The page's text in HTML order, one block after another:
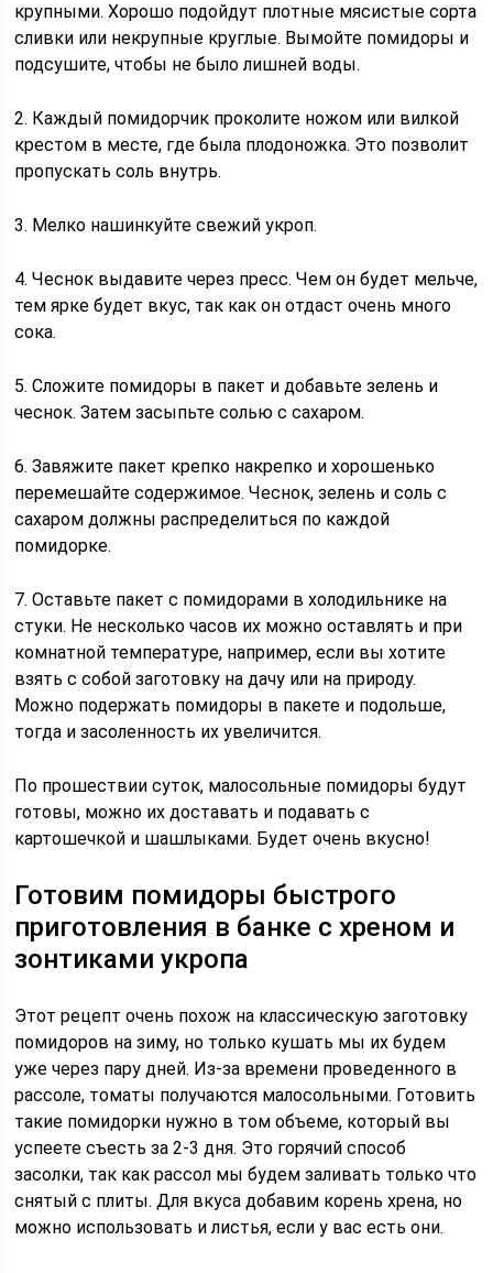
крупными. Хорошо подойдут плотные мясистые сорта
сливки или некрупные круглые. Вымойте помидоры и
подсушите, чтобы не было лишней воды.
2. Каждый помидорчик проколите ножом или вилкой
крестом в месте, где была плодоножка. Это позволит
пропускать соль внутрь.
3. Мелко нашинкуйте свежий укроп.
4. Чеснок выдавите через пресс. Чем он будет мельче,
тем ярке будет вкус, так как он отдаст очень много
сока.
5. Сложите помидоры в пакет и добавьте зелень и
чеснок. Затем засыпьте солью с сахаром.
6. Завяжите пакет крепко накрепко и хорошенько
перемешайте содержимое. Чеснок, зелень и соль с
сахаром должны распределиться по каждой
помидорке.
7. Оставьте пакет с помидорами в холодильнике на
стуки. Не несколько часов их можно оставлять и при
комнатной температуре, например, если вы хотите
взять с собой заготовку на дачу или на природу.
Можно подержать помидоры в пакете и подольше,
тогда и засоленность их увеличится.
По прошествии суток, малосольные помидоры будут
готовы, можно их доставать и подавать с
картошечкой и шашлыками. Будет очень вкусно!
Готовим помидоры быстрого
приготовления в банке с хреном и
зонтиками укропа
Этот рецепт очень похож на классическую заготовку
помидоров на зиму, но только кушать мы их будем
уже через пару дней. Из-за времени проведенного в
рассоле, томаты получаются малосольными. Готовить
такие помидорки нужно в том объеме, который вы
успеете съесть за 2-3 дня. Это горячий способ
засолки, так как рассол мы будем заливать только что
снятый с плиты. Для вкуса добавим корень хрена, но
можно использовать и листья, если у вас есть они.